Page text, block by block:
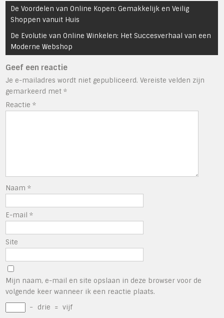
Bericht
navigatie
De Voordelen van Online Kopen: Gemakkelijk en Veilig
Shoppen vanuit Huis
De Evolutie van Online Winkelen: Het Succesverhaal van een
Moderne Webshop
Geef een reactie
Je e-mailadres wordt niet gepubliceerd. Vereiste velden zijn
gemarkeerd met*
Reactie*
Naam*
E-mail*
Site
Mijn naam, e-mail en site opslaan in deze browser voor de
volgende keer wanneer ik een reactie plaats.
−
drie = vijf